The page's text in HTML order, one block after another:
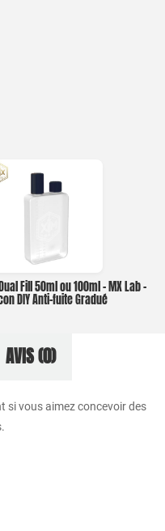
Fill 50ml ou 100ml – MX Lab –
DIY Anti-fuite Gradué
AVIS (0)
si vous aimez concevoir des